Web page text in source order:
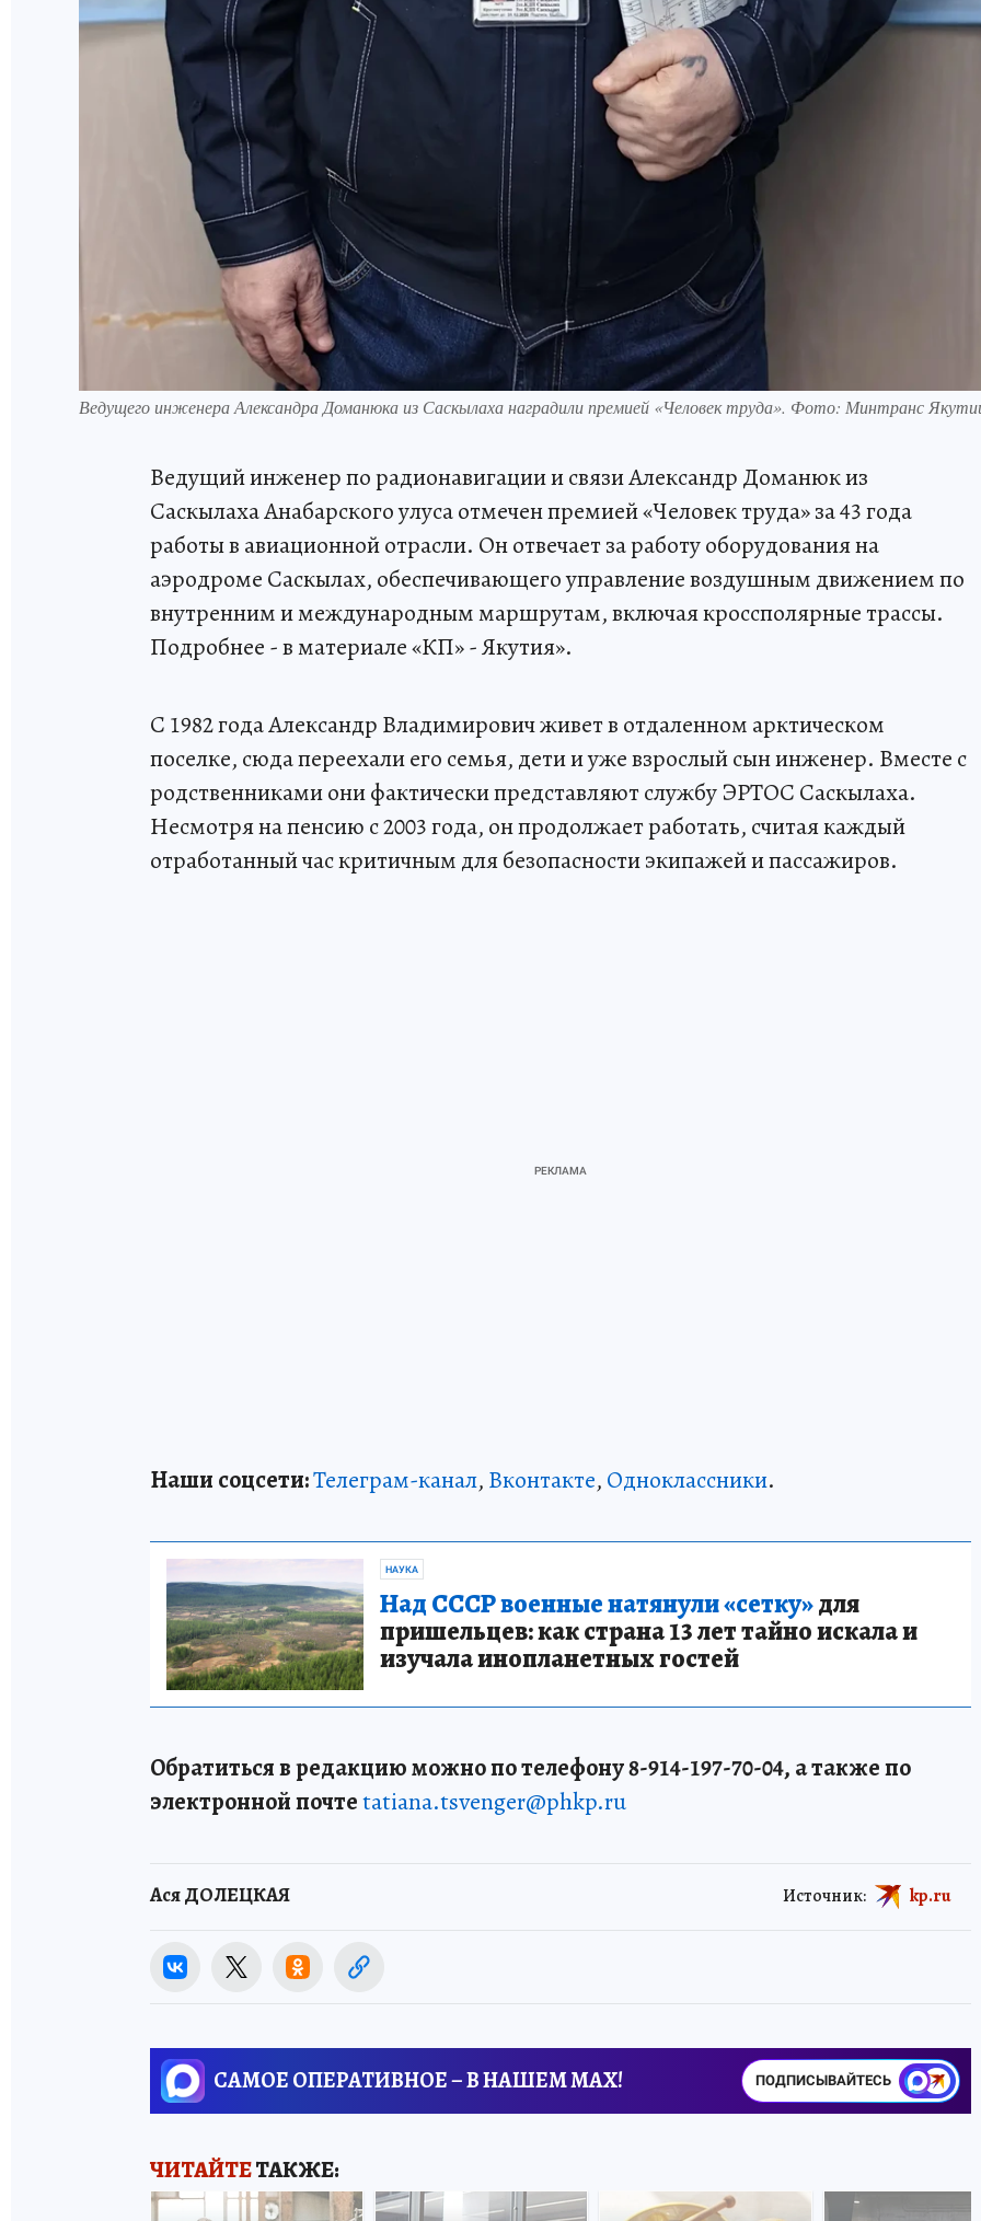
Ведущего инженера Александра Доманюка из Саскылаха наградили премией «Человек труда». Фото: Минтранс
Ведущий инженер по радионавигации и связи Александр Доманюк из
Саскылаха Анабарского улуса отмечен премией «Человек труда» за 43 года
работы в авиационной отрасли. Он отвечает за работу оборудования на
аэродроме Саскылах, обеспечивающего управление воздушным движением по
внутренним и международным маршрутам, включая кроссполярные трассы.
Подробнее - в материале «КП» - Якутия».
С 1982 года Александр Владимирович живет в отдаленном арктическом
поселке, сюда переехали его семья, дети и уже взрослый сын инженер. Вместе с
родственниками они фактически представляют службу ЭРТОС Саскылаха.
Несмотря на пенсию с 2003 года, он продолжает работать, считая каждый
отработанный час критичным для безопасности экипажей и пассажиров.
Наши соцсети:Телеграм-канал, Вконтакте, Одноклассники.
НАУКА
Над СССР военные натянули «сетку»для
пришельцев: как страна 13 лет тайно искала и
изучала инопланетных гостей
Обратиться в редакцию можно по телефону 8-914-197-70-04, а также по
электронной почтеtatiana.tsvenger@phkp.ru
Ася ДОЛЕЦКАЯ Источник: kp.ru
САМОЕ ОПЕРАТИВНОЕ – В НАШЕМ MAX! ПОДПИСЫВАЙТЕСЬ
ЧИТАЙТЕТАКЖЕ: